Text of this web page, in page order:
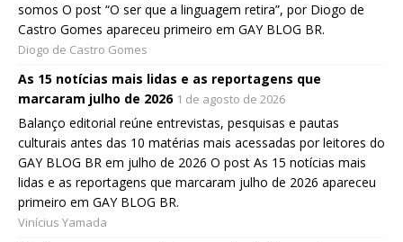
somos O post “O ser que a linguagem retira”, por Diogo de
Castro Gomes apareceu primeiro em GAY BLOG BR.
Diogo de Castro Gomes
As 15 notícias mais lidas e as reportagens que
marcaram julho de 2026 1 de agosto de 2026
Balanço editorial reúne entrevistas, pesquisas e pautas
culturais antes das 10 matérias mais acessadas por leitores do
GAY BLOG BR em julho de 2026 O post As 15 notícias mais
lidas e as reportagens que marcaram julho de 2026 apareceu
primeiro em GAY BLOG BR.
Vinícius Yamada